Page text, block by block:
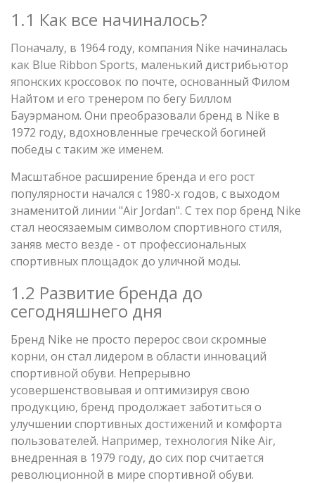
1.1 Как все начиналось?
Поначалу, в 1964 году, компания Nike начиналась
как Blue Ribbon Sports, маленький дистрибьютор
японских кроссовок по почте, основанный Филом
Найтом и его тренером по бегу Биллом
Бауэрманом. Они преобразовали бренд в Nike в
1972 году, вдохновленные греческой богиней
победы с таким же именем.
Масштабное расширение бренда и его рост
популярности начался с 1980-х годов, с выходом
знаменитой линии "Air Jordan". С тех пор бренд Nike
стал неосязаемым символом спортивного стиля,
заняв место везде - от профессиональных
спортивных площадок до уличной моды.
1.2 Развитие бренда до
сегодняшнего дня
Бренд Nike не просто перерос свои скромные
корни, он стал лидером в области инноваций
спортивной обуви. Непрерывно
усовершенствовывая и оптимизируя свою
продукцию, бренд продолжает заботиться о
улучшении спортивных достижений и комфорта
пользователей. Например, технология Nike Air,
внедренная в 1979 году, до сих пор считается
революционной в мире спортивной обуви.